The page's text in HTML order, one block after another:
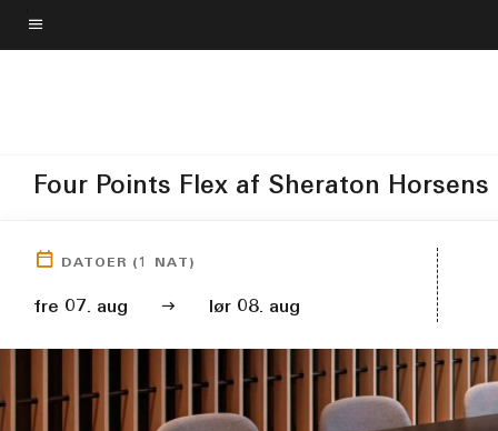
Skip
to
Menutekst
Four Points Flex af Sheraton Horsens
DATOER (1 NAT)
fre 07. aug lør 08. aug